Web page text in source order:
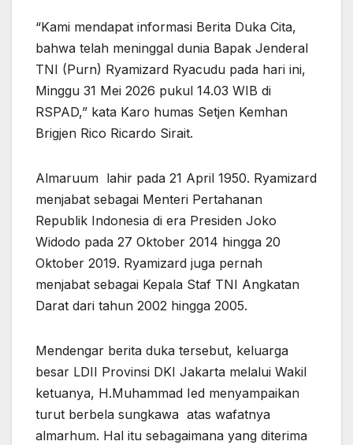
“Kami mendapat informasi Berita Duka Cita,
bahwa telah meninggal dunia Bapak Jenderal
TNI (Purn) Ryamizard Ryacudu pada hari ini,
Minggu 31 Mei 2026 pukul 14.03 WIB di
RSPAD,” kata Karo humas Setjen Kemhan
Brigjen Rico Ricardo Sirait.
Almaruum lahir pada 21 April 1950. Ryamizard
menjabat sebagai Menteri Pertahanan
Republik Indonesia di era Presiden Joko
Widodo pada 27 Oktober 2014 hingga 20
Oktober 2019. Ryamizard juga pernah
menjabat sebagai Kepala Staf TNI Angkatan
Darat dari tahun 2002 hingga 2005.
Mendengar berita duka tersebut, keluarga
besar LDII Provinsi DKI Jakarta melalui Wakil
ketuanya, H.Muhammad Ied menyampaikan
turut berbela sungkawa atas wafatnya
almarhum. Hal itu sebagaimana yang diterima